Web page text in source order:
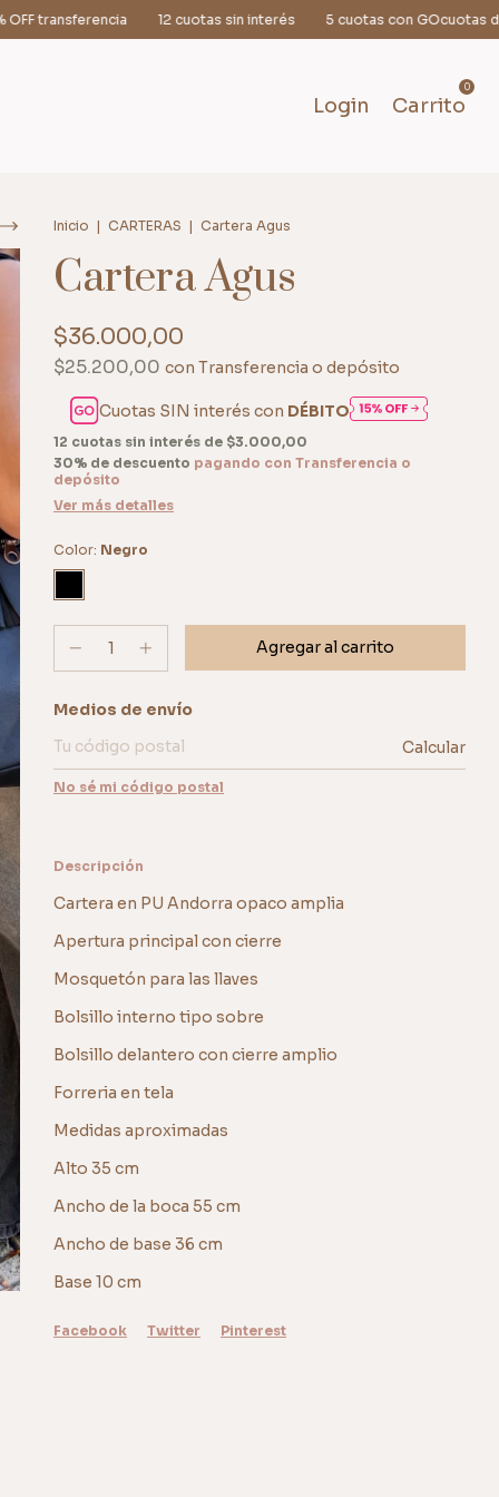
12 cuotas sin interés 5 cuotas con GOcuotas débito 30% OFF
Login Carrito
0
Inicio | CARTERAS | Cartera Agus
Cartera Agus
$36.000,00
$25.200,00 con Transferencia o depósito
Cuotas SIN interés con DÉBITO
12 cuotas sin interés de $3.000,00
30% de descuento pagando con Transferencia o
depósito
Ver más detalles
Color: Negro
Entregas para el CP:
Medios de envío
Calcular
No sé mi código postal
Descripción
Cartera en PU Andorra opaco amplia
Apertura principal con cierre
Mosquetón para las llaves
Bolsillo interno tipo sobre
Bolsillo delantero con cierre amplio
Forreria en tela
Medidas aproximadas
Alto 35 cm
Ancho de la boca 55 cm
Ancho de base 36 cm
Base 10 cm
Facebook Twitter Pinterest